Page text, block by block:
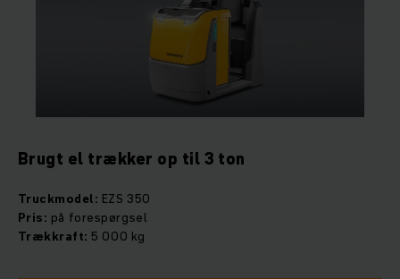
Brugt el trækker op til 3 ton
Truckmodel: EZS 350
Pris: på forespørgsel
Trækkraft: 5 000 kg